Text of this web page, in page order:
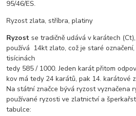
95/46/ES.
Ryzost zlata, stříbra, platiny
Ryzost se tradičně udává v karátech
používá 14kt zlato, což je staré
tisícinách
tedy 585 / 1000. Jeden karát přitom
kov má tedy 24 karátů, pak 14. karátové
Na státní značce bývá ryzost vyznačena
používané ryzosti ve zlatnictví a
tabulce: